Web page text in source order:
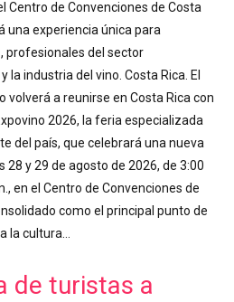
Centro de Convenciones de Costa
una experiencia única para
profesionales del sector
la industria del vino. Costa Rica. El
volverá a reunirse en Costa Rica con
2026, la feria especializada
del país, que celebrará una nueva
28 y 29 de agosto de 2026, de 3:00
en el Centro de Convenciones de
como el principal punto de
la cultura…
de turistas a